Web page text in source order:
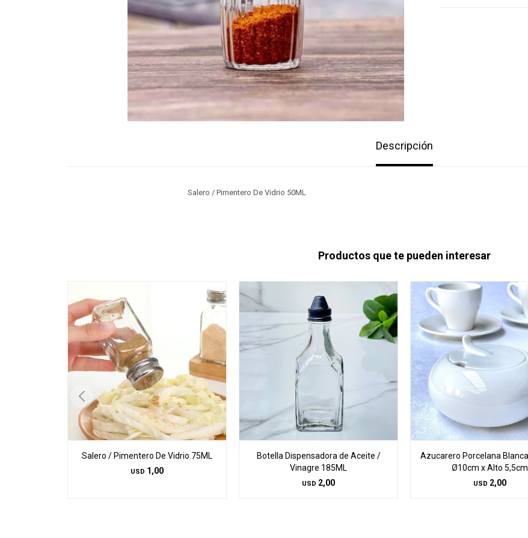
Descripción
Salero / Pimentero De Vidrio 50ML
Productos que te pueden interesar
Salero / Pimentero De Vidrio 75ML
USD 1,00
Botella Dispensadora de Aceite /
Vinagre 185ML
USD 2,00
Azucarero Porcelana
Ø10cm x Alto 5,5cm
USD 2,00